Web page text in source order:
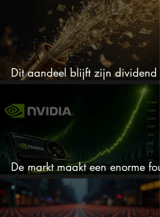
Dit aandeel blijft zijn dividend
verhogen, wat er ook gebeurt
De markt maakt een enorme fout